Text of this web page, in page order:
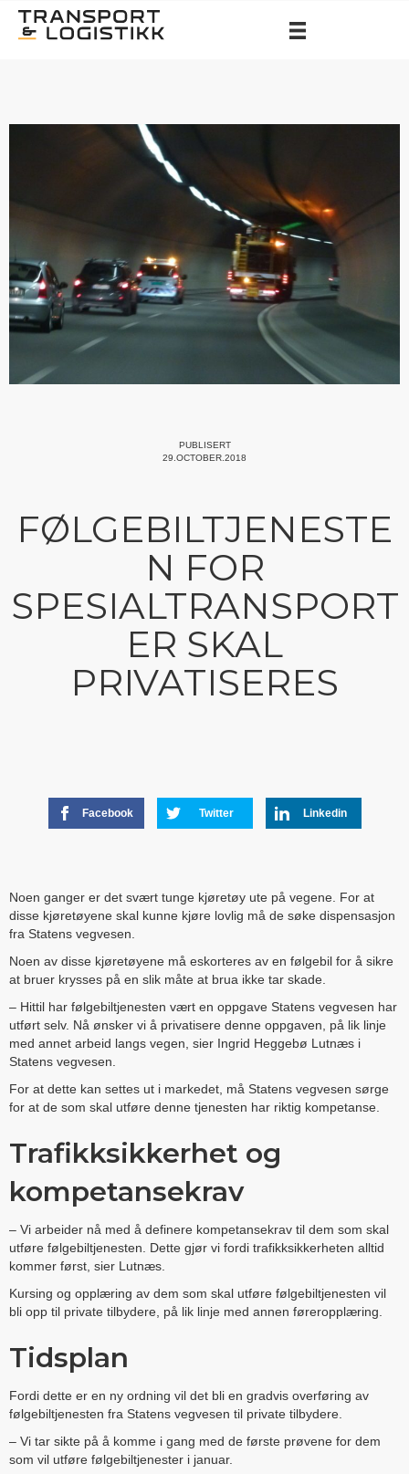
PUBLISERT
29.OCTOBER.2018
FØLGEBILTJENESTE
N FOR
SPESIALTRANSPORT
ER SKAL
PRIVATISERES
Facebook Twitter Linkedin
Noen ganger er det svært tunge kjøretøy ute på vegene. For at
disse kjøretøyene skal kunne kjøre lovlig må de søke dispensasjon
fra Statens vegvesen.
Noen av disse kjøretøyene må eskorteres av en følgebil for å sikre
at bruer krysses på en slik måte at brua ikke tar skade.
– Hittil har følgebiltjenesten vært en oppgave Statens vegvesen har
utført selv. Nå ønsker vi å privatisere denne oppgaven, på lik linje
med annet arbeid langs vegen, sier Ingrid Heggebø Lutnæs i
Statens vegvesen.
For at dette kan settes ut i markedet, må Statens vegvesen sørge
for at de som skal utføre denne tjenesten har riktig kompetanse.
Trafikksikkerhet og
kompetansekrav
– Vi arbeider nå med å definere kompetansekrav til dem som skal
utføre følgebiltjenesten. Dette gjør vi fordi trafikksikkerheten alltid
kommer først, sier Lutnæs.
Kursing og opplæring av dem som skal utføre følgebiltjenesten vil
bli opp til private tilbydere, på lik linje med annen føreropplæring.
Tidsplan
Fordi dette er en ny ordning vil det bli en gradvis overføring av
følgebiltjenesten fra Statens vegvesen til private tilbydere.
– Vi tar sikte på å komme i gang med de første prøvene for dem
som vil utføre følgebiltjenester i januar.